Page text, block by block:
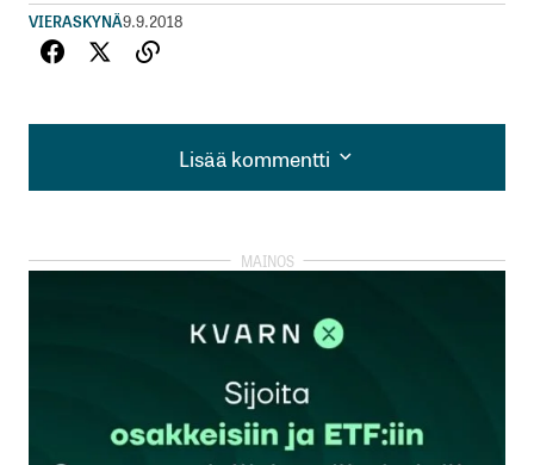
VIERASKYNÄ9.9.2018
Lisää kommentti
Lisää kommentti
kirjautua
rekisteröityä